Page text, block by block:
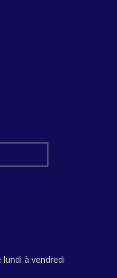
lundi à vendredi